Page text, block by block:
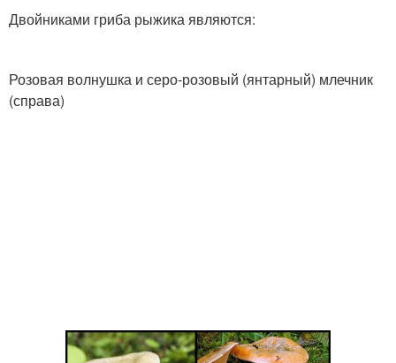
Двойниками гриба рыжика являются:
Розовая волнушка и серо-розовый (янтарный) млечник
(справа)